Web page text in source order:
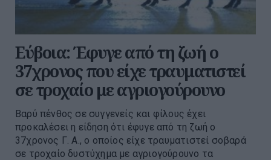
Εύβοια: Έφυγε από τη ζωή ο
37χρονος που είχε τραυματιστεί
σε τροχαίο με αγριογούρουνο
Βαρύ πένθος σε συγγενείς και φίλους έχει
προκαλέσει η είδηση ότι έφυγε από τη ζωή ο
37χρονος Γ. Α., ο οποίος είχε τραυματιστεί σοβαρά
σε τροχαίο δυστύχημα με αγριογούρουνο τα